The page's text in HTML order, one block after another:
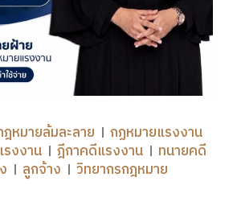
หมายล้มละลาย
กฏหมายแรงงาน
งงาน
ฎีกาคดีแรงงาน
ทนายคดี
ลูกจ้าง
วิทยากรกฎหมาย